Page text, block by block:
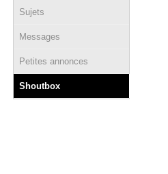
Sujets
Messages
Petites annonces
Shoutbox